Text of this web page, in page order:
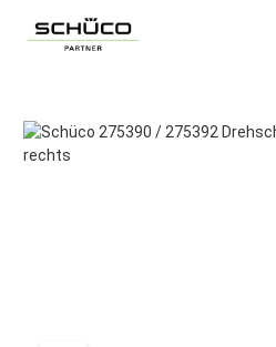
Bildergalerie überspringen